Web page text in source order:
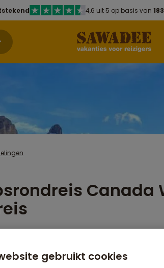
4,6 uit 5 op basis van
Canada
€26,25 p.p. op basis van 2 personen
gebruikt cookies